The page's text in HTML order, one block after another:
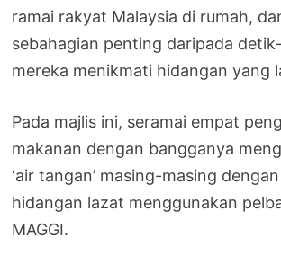
ramai rakyat Malaysia di rumah,
sebahagian penting daripada
mereka menikmati hidangan yang
Pada majlis ini, seramai empat
makanan dengan bangganya
‘air tangan’ masing-masing
hidangan lazat menggunakan
MAGGI.